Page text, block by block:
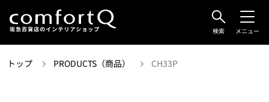
検索 メニュー
トップ PRODUCTS（商品） CH33P